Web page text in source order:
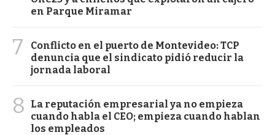
en Parque Miramar
7
Conflicto en el puerto de Montevideo: TCP
denuncia que el sindicato pidió reducir la
jornada laboral
8
La reputación empresarial ya no empieza
cuando habla el CEO; empieza cuando hablan
los empleados